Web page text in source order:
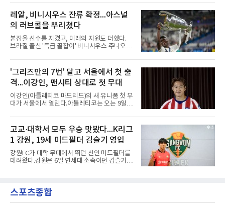
독을 1순위 후보로 정하고 검증한 과정, 이사회
의 최종 승인 경위를 살
다고 밝혔다. 한 번에 다섯 명과 계약한 것은 구
단 역사상 처음으로, 3학년 김강준·신지섭·이서
현·정현웅과 2학년 정하원이 대상이다.오산고의
성적이 배경이 됐다. 올 시즌 백운기 전국 고등학
교 축구대회와 코리아풋볼파크 U-18 챔피언스
컵, K리그 U-17 챔피언십을 잇달아 제패했다.시
기도 맞물렸다. 서울은 9월 시작하는 아시아축
무대 경험을 주려 했다.면면도 다양하다. 측면 공
격수 정현웅은 돌파력이
레알, 비니시우스 잔류 확정...아스널
의 러브콜을 뿌리쳤다
붙잡을 선수를 지켰고, 미래의 자원도 더했다.
브라질 출신 '특급 골잡이' 비니시우스 주니오르
이어간다.스페인 프로축구 프리메라리가 '거함'
레알 마드리드는 7일(한국시간) 비니시우스와
2032년 6월 30일까지 유효한 6년 연장 계약에
합의했다고 공식 발표했다. 비니시우스는 재계
약 확정 후 사회관계망서비스(SNS)에 베르나베
우에서의 8년은 너무 짧다며, 앞으로 6년, 그리
고 영원히 함께하겠다고 애정을 드러냈다.성사
관심을 받았는데, 18개월간 이어진 재계약 협상
이 한때 교착됐기 때문이다. 그러
'그리즈만의 7번' 달고 서울에서 첫 출
격...이강인, 맨시티 상대로 첫 무대
이강인(아틀레티코 마드리드)의 새 유니폼 첫 무
대가 서울에서 열린다.아틀레티코는 오는 9일
와 2026 쿠팡플레이 시리즈 친선 경기를 치른다.
구단 소집 명단에 이강인이 포함되면서 변수가
없는 한 그의 첫 출격은 서울이 된다.등번호부터
무게가 실렸다. 이강인은 첫 경기부터 7번을 단
다. 2010년대 팀의 전성기를 이끈 앙투안 그리즈
만이 달았던 번호다.합류 과정은 순탄치 않았다.
스페인으로 건너가려던 그는 병역 특례 행정 절
짧게 호흡을 맞춰 경기에 나선다.역할도 관심사
다. 유려한 탈압박과
고교·대학서 모두 우승 맛봤다...K리그
1 강원, 19세 미드필더 김슬기 영입
강원FC가 대학 무대에서 뛰던 신인 미드필더를
데려왔다.강원은 6일 연세대 소속이던 김슬기
리그와 추계전국고등대회 우승에 기여했고, 올
해 연세대 진학 후에는 춘계한산대첩기대학대회
스포츠종합